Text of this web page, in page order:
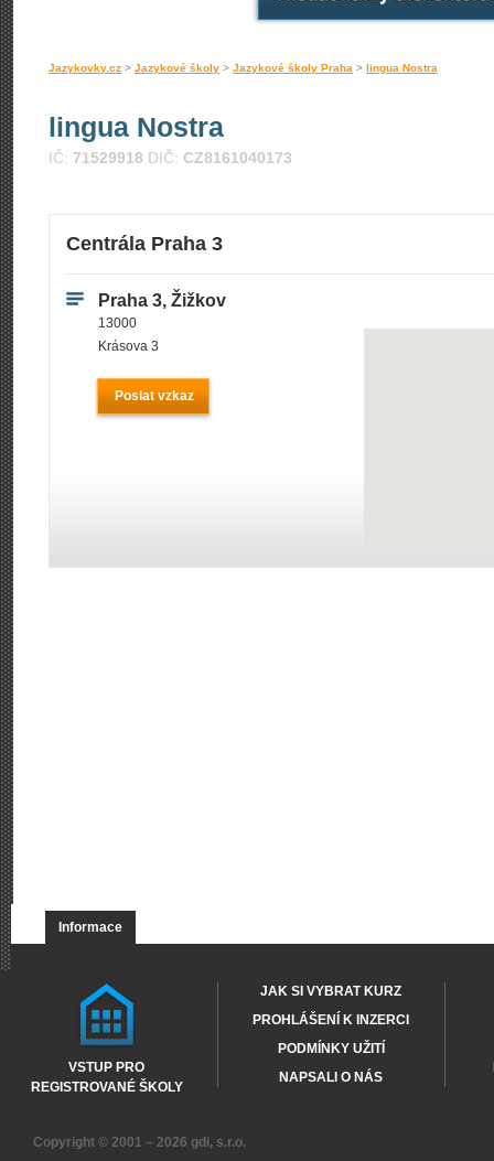
Jazykovky.cz > Jazykové školy > Jazykové školy Praha > lingua Nostra
lingua Nostra
IČ: 71529918 DIČ: CZ8161040173
Centrála Praha 3
Praha 3, Žižkov
13000
Krásova 3
Poslat vzkaz
Informace
VSTUP PRO
REGISTROVANÉ ŠKOLY
JAK SI VYBRAT KURZ
PROHLÁŠENÍ K INZERCI
PODMÍNKY UŽITÍ
NAPSALI O NÁS
Copyright © 2001 – 2026 gdi, s.r.o.